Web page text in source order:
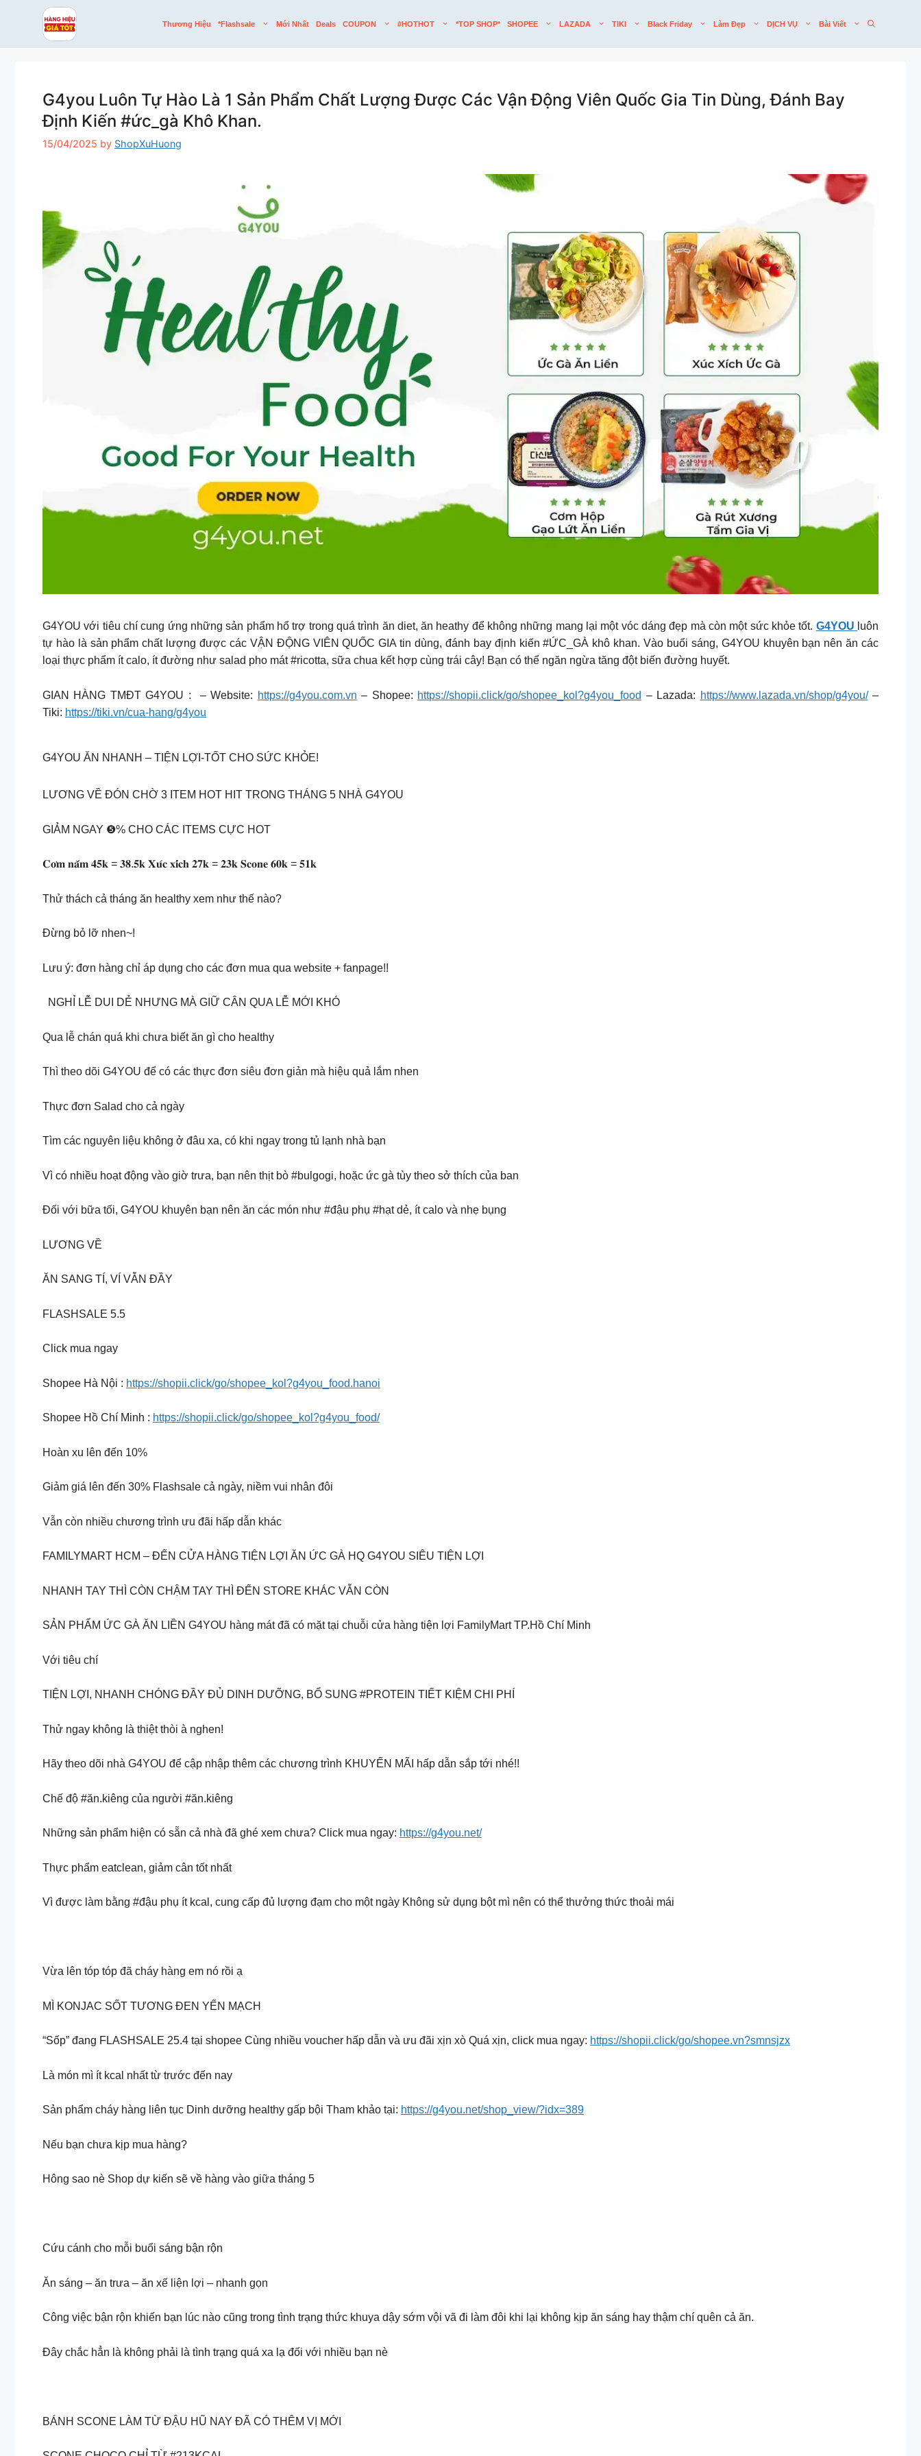
Thương Hiệu *flashsale Mới Nhất Deals COUPON #HOTHOT *TOP SHOP* SHOPEE LAZADA TIKI Black Friday Làm Đẹp DỊCH VỤ Bài Viết
G4you Luôn Tự Hào Là 1 Sản Phẩm Chất Lượng Được Các Vận Động Viên Quốc Gia Tin Dùng, Đánh Bay
Định Kiến #ức_gà Khô Khan.
15/04/2025 by ShopXuHuong
G4YOU với tiêu chí cung ứng những sản phẩm hổ trợ trong quá trình ăn diet, ăn heathy để không những mang lại một vóc dáng đẹp mà còn một sức khỏe tốt. G4YOU luôn
tự hào là sản phẩm chất lượng được các VẬN ĐỘNG VIÊN QUỐC GIA tin dùng, đánh bay định kiến #ỨC_GÀ khô khan.Vào buổi sáng, G4YOU khuyên bạn nên ăn các
loại thực phẩm ít calo, ít đường như salad pho mát #ricotta, sữa chua kết hợp cùng trái cây! Bạn có thể ngăn ngừa tăng đột biến đường huyết.
GIAN HÀNG TMĐT G4YOU : – Website: https://g4you.com.vn – Shopee: https://shopii.click/go/shopee_kol?g4you_food – Lazada: https://www.lazada.vn/shop/g4you/–
Tiki: https://tiki.vn/cua-hang/g4you
G4YOU ĂN NHANH – TIỆN LỢI-TỐT CHO SỨC KHỎE!
LƯƠNG VỀ ĐÓN CHỜ 3 ITEM HOT HIT TRONG THÁNG 5 NHÀ G4YOU
GIẢM NGAY ❺% CHO CÁC ITEMS CỰC HOT
𝐂𝐨̛𝐦 𝐧𝐚̆́𝐦 𝟒𝟓𝐤 = 𝟑𝟖.𝟓𝐤 𝐗𝐮́𝐜 𝐱𝐢́𝐜𝐡 𝟐𝟕𝐤 = 𝟐𝟑𝐤 𝐒𝐜𝐨𝐧𝐞 𝟔𝟎𝐤 = 𝟓𝟏𝐤
Thử thách cả tháng ăn healthy xem như thế nào?
Đừng bỏ lỡ nhen~!
Lưu ý: đơn hàng chỉ áp dụng cho các đơn mua qua website + fanpage!!
NGHỈ LỄ DUI DẺ NHƯNG MÀ GIỮ CÂN QUA LỄ MỚI KHÓ
Qua lễ chán quá khi chưa biết ăn gì cho healthy
Thì theo dõi G4YOU để có các thực đơn siêu đơn giản mà hiệu quả lắm nhen
Thực đơn Salad cho cả ngày
Tìm các nguyên liệu không ở đâu xa, có khi ngay trong tủ lạnh nhà bạn
Vì có nhiều hoạt động vào giờ trưa, bạn nên thịt bò #bulgogi, hoặc ức gà tùy theo sở thích của ban
Đối với bữa tối, G4YOU khuyên bạn nên ăn các món như #đậu phụ #hạt dẻ, ít calo và nhẹ bụng
LƯƠNG VỀ
ĂN SANG TÍ, VÍ VẪN ĐẦY
FLASHSALE 5.5
Click mua ngay
Shopee Hà Nội : https://shopii.click/go/shopee_kol?g4you_food.hanoi
Shopee Hồ Chí Minh : https://shopii.click/go/shopee_kol?g4you_food/
Hoàn xu lên đến 10%
Giảm giá lên đến 30% Flashsale cả ngày, niềm vui nhân đôi
Vẫn còn nhiều chương trình ưu đãi hấp dẫn khác
FAMILYMART HCM – ĐẾN CỬA HÀNG TIỆN LỢI ĂN ỨC GÀ HQ G4YOU SIÊU TIỆN LỢI
NHANH TAY THÌ CÒN CHẬM TAY THÌ ĐẾN STORE KHÁC VẪN CÒN
SẢN PHẨM ỨC GÀ ĂN LIỀN G4YOU hàng mát đã có mặt tại chuỗi cửa hàng tiện lợi FamilyMart TP.Hồ Chí Minh
Với tiêu chí
TIỆN LỢI, NHANH CHÓNG ĐẦY ĐỦ DINH DƯỠNG, BỔ SUNG #PROTEIN TIẾT KIỆM CHI PHÍ
Thử ngay không là thiệt thòi à nghen!
Hãy theo dõi nhà G4YOU để cập nhập thêm các chương trình KHUYẾN MÃI hấp dẫn sắp tới nhé!!
Chế độ #ăn.kiêng của người #ăn.kiêng
Những sản phẩm hiện có sẵn cả nhà đã ghé xem chưa? Click mua ngay: https://g4you.net/
Thực phẩm eatclean, giảm cân tốt nhất
Vì được làm bằng #đậu phụ ít kcal, cung cấp đủ lượng đạm cho một ngày Không sử dụng bột mì nên có thể thưởng thức thoải mái
Vừa lên tóp tóp đã cháy hàng em nó rồi ạ
MÌ KONJAC SỐT TƯƠNG ĐEN YẾN MẠCH
“Sốp” đang FLASHSALE 25.4 tại shopee Cùng nhiều voucher hấp dẫn và ưu đãi xịn xò Quá xịn, click mua ngay: https://shopii.click/go/shopee.vn?smnsjzx
Là món mì ít kcal nhất từ trước đến nay
Sản phẩm cháy hàng liên tục Dinh dưỡng healthy gấp bội Tham khảo tại: https://g4you.net/shop_view/?idx=389
Nếu bạn chưa kịp mua hàng?
Hông sao nè Shop dự kiến sẽ về hàng vào giữa tháng 5
Cứu cánh cho mỗi buổi sáng bận rộn
Ăn sáng – ăn trưa – ăn xế liện lợi – nhanh gọn
Công việc bận rộn khiến bạn lúc nào cũng trong tình trạng thức khuya dậy sớm vội vã đi làm đôi khi lại không kịp ăn sáng hay thậm chí quên cả ăn.
Đây chắc hẳn là không phải là tình trạng quá xa lạ đối với nhiều bạn nè
BÁNH SCONE LÀM TỪ ĐẬU HŨ NAY ĐÃ CÓ THÊM VỊ MỚI